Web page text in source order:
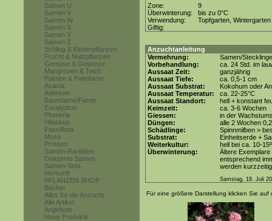
Samen U
Samen V
Samen W
Samen X
Samen Y
Samen Z
Schling & Kletterpflanzen
Frucht & Nutzpflanzen
Gemüse & Gewürze
Mangroven & Teich
Palmen & Palmfarne
Acacia
Adenium
Baumfarne/Farne
Eucalyptus
Plumeria
Hibiskus
Passiflora
Musa
Proteen
Samen-Raritäten
Gekeimte Samen
Samen-Sets
Herkunft
PFLANZEN SHOP
Bücher
Alles für die Anzucht
Alle Artikel
Angebote
Neue Produkte
Zone:
9
Überwinterung:
bis zu 0°C
Verwendung:
Topfgarten, Wintergarten
Giftig:
Anzuchtanleitung
Vermehrung:
Samen/Stecklinge
Vorbehandlung:
ca. 24 Std. im
Aussaat Zeit:
ganzjährig
Aussaat Tiefe:
ca. 0,5-1 cm
Aussaat Substrat:
Kokohum oder
Aussaat Temperatur:
ca. 22-25°C
Aussaat Standort:
hell + konstant
Keimzeit:
ca. 3-6 Wochen
Giessen:
in der
Düngen:
alle 2 Wochen
Schädlinge:
Spinnmilben >
Substrat:
Einheitserde +
Weiterkultur:
hell bei ca. 10-
Überwinterung:
Ältere
entsprechend
werden
Samstag, 18. Juli
Für eine größere Darstellung klicken Sie auf